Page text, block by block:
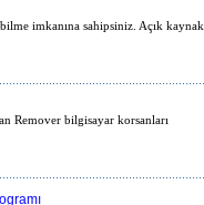
imkanına sahipsiniz. Açık kaynak
Remover bilgisayar korsanları